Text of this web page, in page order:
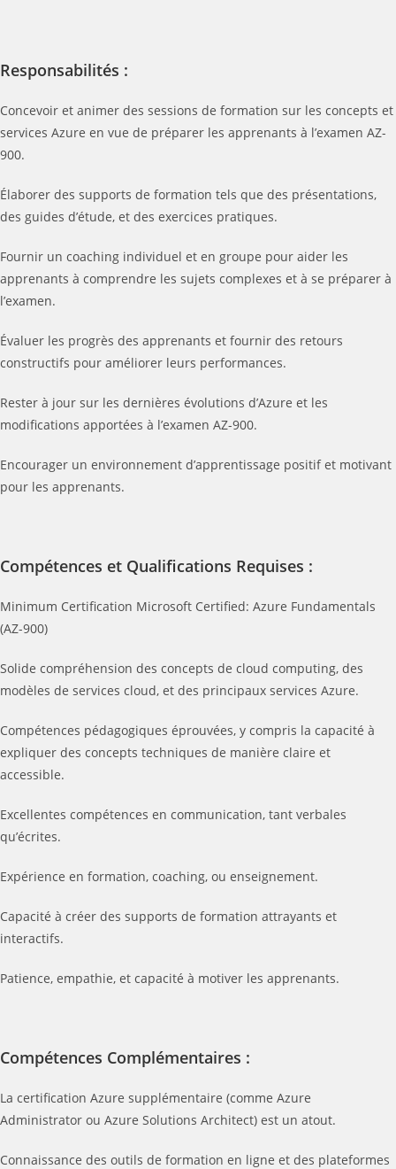
Responsabilités :
Concevoir et animer des sessions de formation sur les concepts et
services Azure en vue de préparer les apprenants à l’examen AZ-
900.
Élaborer des supports de formation tels que des présentations,
des guides d’étude, et des exercices pratiques.
Fournir un coaching individuel et en groupe pour aider les
apprenants à comprendre les sujets complexes et à se préparer à
l’examen.
Évaluer les progrès des apprenants et fournir des retours
constructifs pour améliorer leurs performances.
Rester à jour sur les dernières évolutions d’Azure et les
modifications apportées à l’examen AZ-900.
Encourager un environnement d’apprentissage positif et motivant
pour les apprenants.
Compétences et Qualifications Requises :
Minimum Certification Microsoft Certified: Azure Fundamentals
(AZ-900)
Solide compréhension des concepts de cloud computing, des
modèles de services cloud, et des principaux services Azure.
Compétences pédagogiques éprouvées, y compris la capacité à
expliquer des concepts techniques de manière claire et
accessible.
Excellentes compétences en communication, tant verbales
qu’écrites.
Expérience en formation, coaching, ou enseignement.
Capacité à créer des supports de formation attrayants et
interactifs.
Patience, empathie, et capacité à motiver les apprenants.
Compétences Complémentaires :
La certification Azure supplémentaire (comme Azure
Administrator ou Azure Solutions Architect) est un atout.
Connaissance des outils de formation en ligne et des plateformes